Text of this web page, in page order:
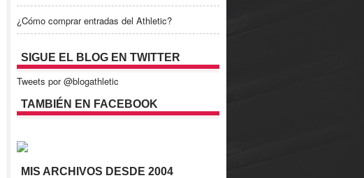
¿Cómo comprar entradas del Athletic?
SIGUE EL BLOG EN TWITTER
Tweets por @blogathletic
TAMBIÉN EN FACEBOOK
MIS ARCHIVOS DESDE 2004